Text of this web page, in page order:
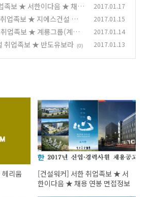
족보 ★ 서한이다음 ★ 채용
2017.01.17
업족보 ★ 지에스건설 자이
정보
(0)
2017.01.15
업족보 ★ 계룡그룹(계룡
접 (0)
2017.01.14
취업족보 ★ 반도유보라 (0) 2017.01.13
리움
[건설워커] 서한 취업족보 ★ 서
한이다음 ★ 채용 연봉 면접정보